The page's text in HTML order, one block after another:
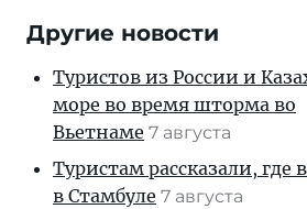
Другие новости
Туристов из России и
море во время шторма во
Вьетнаме 7 августа
Туристам рассказали, где
в Стамбуле 7 августа